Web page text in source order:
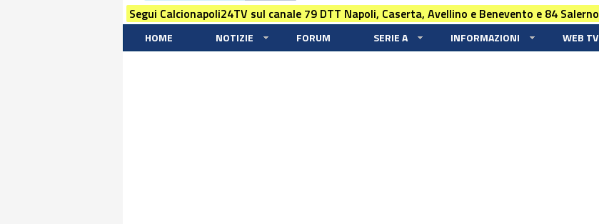
Segui Calcionapoli24TV sul canale 79 DTT Napoli, Caserta, Avellino e Benevento e 84 Salerno
HOME NOTIZIE FORUM SERIE A INFORMAZIONI WEB TV